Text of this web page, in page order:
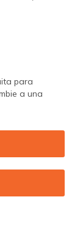
para
a una